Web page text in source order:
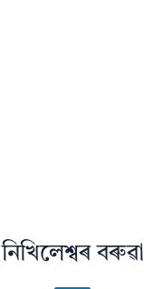
নিখিলেশ্বৰ বৰুৱা